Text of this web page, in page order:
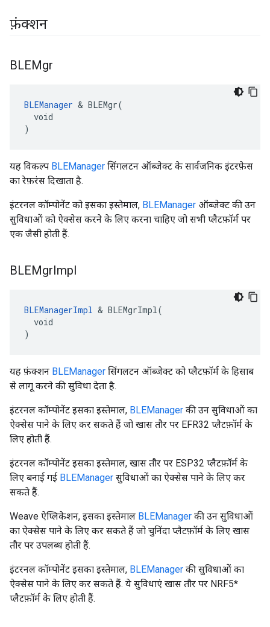
फ़ंक्शन
BLEMgr
BLEManager & BLEMgr(
  void
)
यह विकल्प BLEManager सिंगलटन ऑब्जेक्ट के सार्वजनिक इंटरफ़ेस
का रेफ़रंस दिखाता है.
इंटरनल कॉम्पोनेंट को इसका इस्तेमाल, BLEManager ऑब्जेक्ट की उन
सुविधाओं को ऐक्सेस करने के लिए करना चाहिए जो सभी प्लैटफ़ॉर्म पर
एक जैसी होती हैं.
BLEMgrImpl
BLEManagerImpl & BLEMgrImpl(
  void
)
यह फ़ंक्शन BLEManager सिंगलटन ऑब्जेक्ट को प्लैटफ़ॉर्म के हिसाब
से लागू करने की सुविधा देता है.
इंटरनल कॉम्पोनेंट इसका इस्तेमाल, BLEManager की उन सुविधाओं का
ऐक्सेस पाने के लिए कर सकते हैं जो खास तौर पर EFR32 प्लैटफ़ॉर्म के
लिए होती हैं.
इंटरनल कॉम्पोनेंट इसका इस्तेमाल, खास तौर पर ESP32 प्लैटफ़ॉर्म के
लिए बनाई गई BLEManager सुविधाओं का ऐक्सेस पाने के लिए कर
सकते हैं.
Weave ऐप्लिकेशन, इसका इस्तेमाल BLEManager की उन सुविधाओं
का ऐक्सेस पाने के लिए कर सकते हैं जो चुनिंदा प्लैटफ़ॉर्म के लिए खास
तौर पर उपलब्ध होती हैं.
इंटरनल कॉम्पोनेंट इसका इस्तेमाल, BLEManager की सुविधाओं का
ऐक्सेस पाने के लिए कर सकते हैं. ये सुविधाएं खास तौर पर NRF5*
प्लैटफ़ॉर्म के लिए होती हैं.